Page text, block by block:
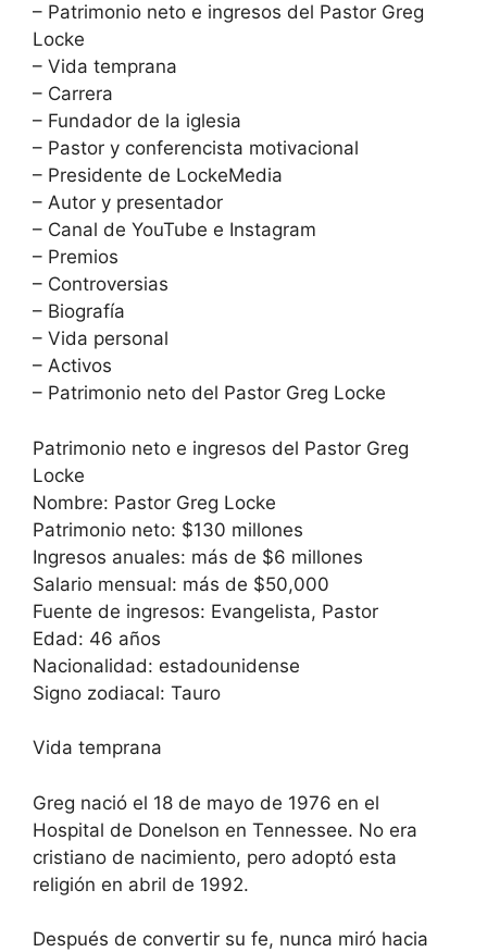
– Patrimonio neto e ingresos del Pastor Greg
Locke
– Vida temprana
– Carrera
– Fundador de la iglesia
– Pastor y conferencista motivacional
– Presidente de LockeMedia
– Autor y presentador
– Canal de YouTube e Instagram
– Premios
– Controversias
– Biografía
– Vida personal
– Activos
– Patrimonio neto del Pastor Greg Locke
Patrimonio neto e ingresos del Pastor Greg
Locke
Nombre: Pastor Greg Locke
Patrimonio neto: $130 millones
Ingresos anuales: más de $6 millones
Salario mensual: más de $50,000
Fuente de ingresos: Evangelista, Pastor
Edad: 46 años
Nacionalidad: estadounidense
Signo zodiacal: Tauro
Vida temprana
Greg nació el 18 de mayo de 1976 en el
Hospital de Donelson en Tennessee. No era
cristiano de nacimiento, pero adoptó esta
religión en abril de 1992.
Después de convertir su fe, nunca miró hacia